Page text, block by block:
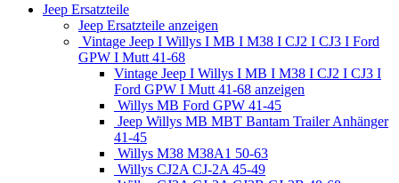
Jeep Ersatzteile
Jeep Ersatzteile anzeigen
Vintage Jeep I Willys I MB I M38 I CJ2 I CJ3 I Ford
GPW I Mutt 41-68
Vintage Jeep I Willys I MB I M38 I CJ2 I CJ3 I
Ford GPW I Mutt 41-68 anzeigen
Willys MB Ford GPW 41-45
Jeep Willys MB MBT Bantam Trailer Anhänger
41-45
Willys M38 M38A1 50-63
Willys CJ2A CJ-2A 45-49